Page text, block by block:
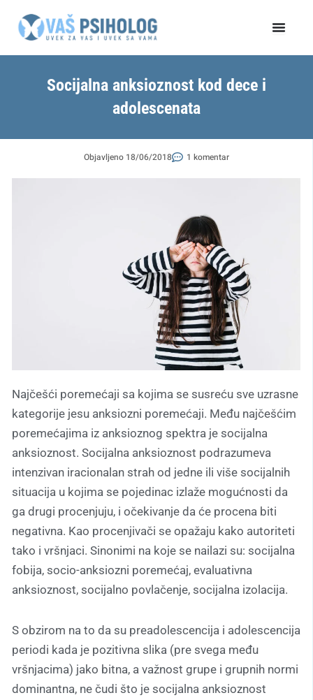
Socijalna anksioznost kod dece i
adolescenata
Objavljeno 18/06/2018 1 komentar
Najčešći poremećaji sa kojima se susreću sve uzrasne
kategorije jesu anksiozni poremećaji. Među najčešćim
poremećajima iz anksioznog spektra je socijalna
anksioznost. Socijalna anksioznost podrazumeva
intenzivan iracionalan strah od jedne ili više socijalnih
situacija u kojima se pojedinac izlaže mogućnosti da
ga drugi procenjuju, i očekivanje da će procena biti
negativna. Kao procenjivači se opažaju kako autoriteti
tako i vršnjaci. Sinonimi na koje se nailazi su: socijalna
fobija, socio-anksiozni poremećaj, evaluativna
anksioznost, socijalno povlačenje, socijalna izolacija.
S obzirom na to da su preadolescencija i adolescencija
periodi kada je pozitivna slika (pre svega među
vršnjacima) jako bitna, a važnost grupe i grupnih normi
dominantna, ne čudi što je socijalna anksioznost